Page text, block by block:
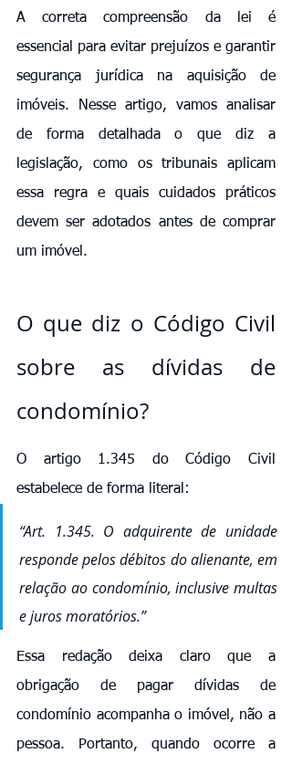
A correta compreensão da lei é
essencial para evitar prejuízos e garantir
segurança jurídica na aquisição de
imóveis. Nesse artigo, vamos analisar
de forma detalhada o que diz a
legislação, como os tribunais aplicam
essa regra e quais cuidados práticos
devem ser adotados antes de comprar
um imóvel.
O que diz o Código Civil
sobre as dívidas de
condomínio?
O artigo 1.345 do Código Civil
estabelece de forma literal:
“Art. 1.345. O adquirente de unidade
responde pelos débitos do alienante, em
relação ao condomínio, inclusive multas
e juros moratórios.”
Essa redação deixa claro que a
obrigação de pagar dívidas de
condomínio acompanha o imóvel, não a
pessoa. Portanto, quando ocorre a